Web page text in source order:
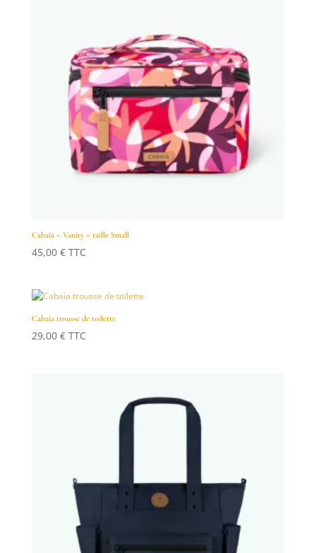
Cabaïa « Vanity » taille Small
45,00 € TTC
Cabaïa trousse de toilette
29,00 € TTC